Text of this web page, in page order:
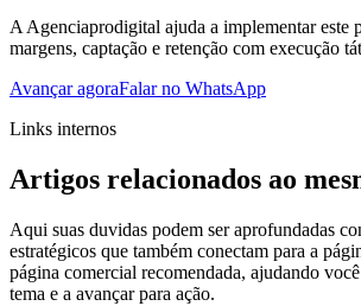
A Agenciaprodigital ajuda a implementar este
margens, captação e retenção com execução
Avançar agoraFalar no WhatsApp
Links internos
Artigos relacionados ao
Aqui suas duvidas podem ser aprofundadas
estratégicos que também conectam para a
página comercial recomendada, ajudando
tema e a avançar para ação.